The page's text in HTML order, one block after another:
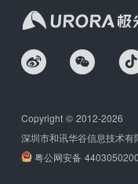
Copyright © 2012-2026
深圳市和讯华谷信息技术
粤公网安备